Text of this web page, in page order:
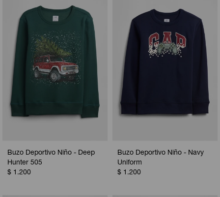
Buzo Deportivo Niño - Deep
Hunter 505
$ 1.200
Buzo Deportivo Niño - Navy
Uniform
$ 1.200
Camperas
Musculosas
Shorts
Pijamas
Camperas
Chalecos
Shorts
Polos
Camperas
Chalecos
Ropa interior
Camperas
Pijamas
Sets
Sets